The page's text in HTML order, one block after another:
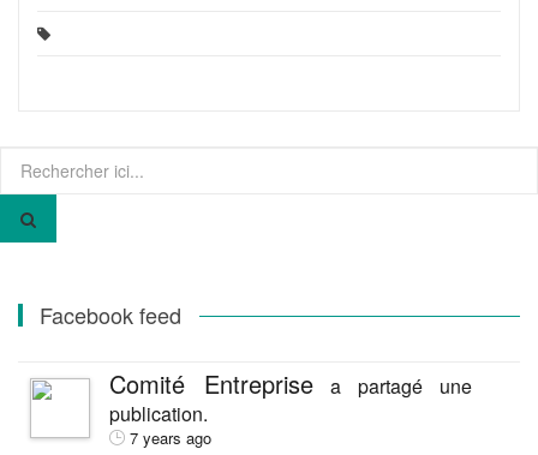
pour
Facebook feed
Comité Entreprise a partagé une
publication.
7 years ago